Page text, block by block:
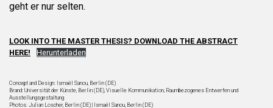
geht er nur selten.
LOOK INTO THE MASTER THESIS? DOWNLOAD THE ABSTRACT
HERE!
Herunterladen
Concept and Design: Ismaël Sanou, Berlin (DE)
Brand: Universität der Künste, Berlin (DE), Visuelle Kommunikation, Raumbezogenes Entwerfen und
Ausstellungsgestaltung
Photos: Julian Loscher, Berlin (DE) | Ismaël Sanou, Berlin (DE)